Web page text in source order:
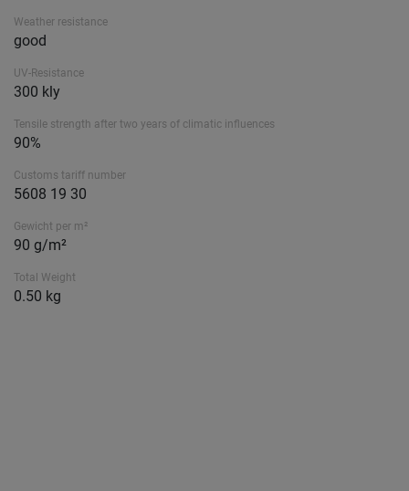
Weather resistance
good
UV-Resistance
300 kly
Tensile strength after two years of climatic influences
90%
Customs tariff number
5608 19 30
Gewicht per m²
90 g/m²
Total Weight
0.50 kg